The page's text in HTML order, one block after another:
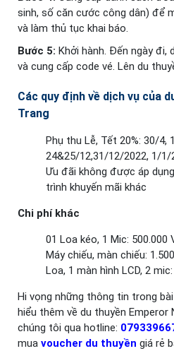
sinh, số căn cước công dân) để
và làm thủ tục khai báo.
Bước 5: Khởi hành. Đến ngày đi,
và cung cấp code vé. Lên du
Các quy định về dịch vụ của
Trang
Phụ thu Lễ, Tết 20%: 30/4,
24&25/12,31/12/2022, 1/
Ưu đãi không được áp
trình khuyến mãi khác
Chi phí khác
01 Loa kéo, 1 Mic: 500.000
Máy chiếu, màn chiếu:
Loa, 1 màn hình LCD, 2
Hi vọng những thông tin trong
hiểu thêm về du thuyền Emperor
chúng tôi qua hotline:
mua voucher du thuyền giá rẻ